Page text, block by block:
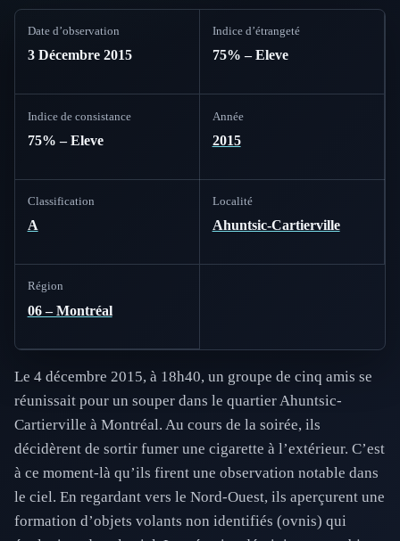
Date d’observation
3 Décembre 2015
Indice d’étrangeté
75% – Eleve
Indice de consistance
75% – Eleve
Année
2015
Classification
A
Localité
Ahuntsic-Cartierville
Région
06 – Montréal
Le 4 décembre 2015, à 18h40, un groupe de cinq amis se
réunissait pour un souper dans le quartier Ahuntsic-
Cartierville à Montréal. Au cours de la soirée, ils
décidèrent de sortir fumer une cigarette à l’extérieur. C’est
à ce moment-là qu’ils firent une observation notable dans
le ciel. En regardant vers le Nord-Ouest, ils aperçurent une
formation d’objets volants non identifiés (ovnis) qui